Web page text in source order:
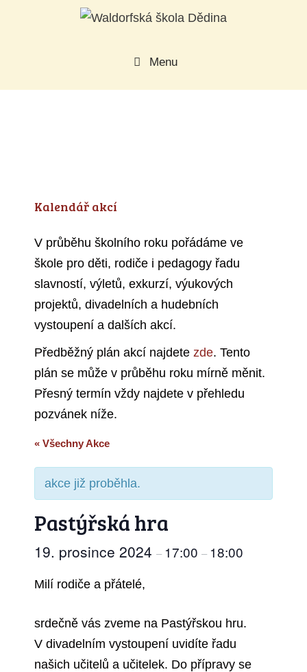
Menu
Kalendář akcí
V průběhu školního roku pořádáme ve
škole pro děti, rodiče i pedagogy řadu
slavností, výletů, exkurzí, výukových
projektů, divadelních a hudebních
vystoupení a dalších akcí.
Předběžný plán akcí najdete zde. Tento
plán se může v průběhu roku mírně měnit.
Přesný termín vždy najdete v přehledu
pozvánek níže.
« Všechny Akce
akce již proběhla.
Pastýřská hra
19. prosince 2024 – 17:00 – 18:00
Milí rodiče a přátelé,
srdečně vás zveme na Pastýřskou hru.
V divadelním vystoupení uvidíte řadu
našich učitelů a učitelek. Do přípravy se